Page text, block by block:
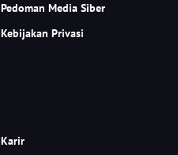
Pedoman Media Siber
Kebijakan Privasi
Karir